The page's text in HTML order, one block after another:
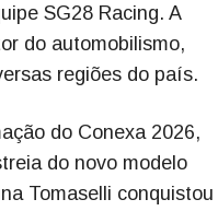
SG28 Racing. A
do automobilismo,
regiões do país.
do Conexa 2026,
do novo modelo
Tomaselli conquistou